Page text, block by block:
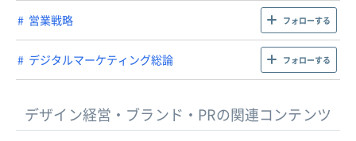
営業戦略 フォローする
デジタルマーケティング総論 フォローする
デザイン経営・ブランド・PRの関連コンテンツ